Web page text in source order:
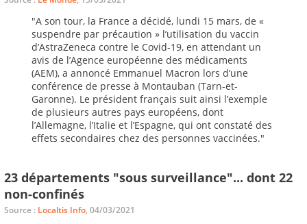
"A son tour, la France a décidé, lundi 15 mars, de «
suspendre par précaution » l’utilisation du vaccin
d’AstraZeneca contre le Covid-19, en attendant un
avis de l’Agence européenne des médicaments
(AEM), a annoncé Emmanuel Macron lors d’une
conférence de presse à Montauban (Tarn-et-
Garonne). Le président français suit ainsi l’exemple
de plusieurs autres pays européens, dont
l’Allemagne, l’Italie et l’Espagne, qui ont constaté des
effets secondaires chez des personnes vaccinées."
23 départements "sous surveillance"... dont 22
non-confinés
Source : Localtis Info, 04/03/2021